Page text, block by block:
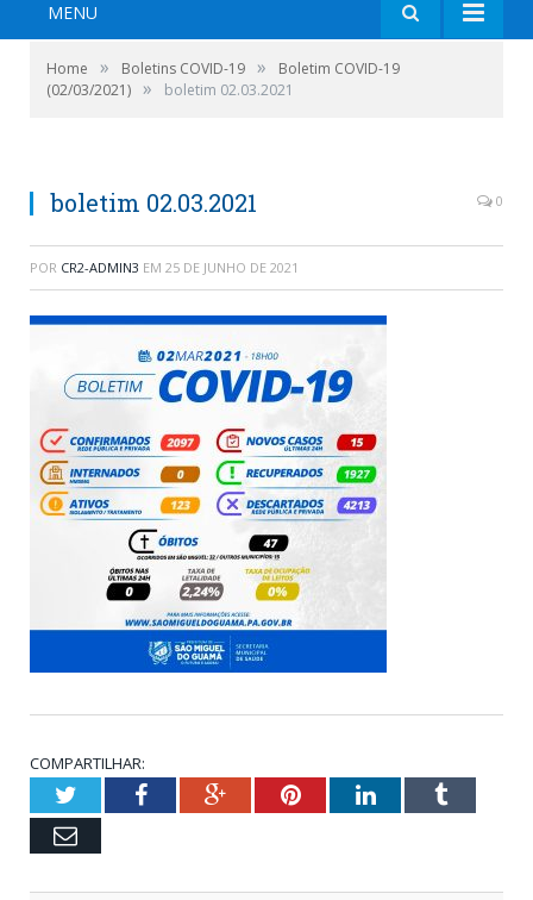
MENU
Home » Boletins COVID-19 »
Boletim COVID-19
(02/03/2021) » boletim 02.03.2021
boletim 02.03.2021 0
POR CR2-ADMIN3 EM 25 DE JUNHO DE 2021
COMPARTILHAR:
TwitterFacebookGoogle+PinterestLinkedInTumblr
Email